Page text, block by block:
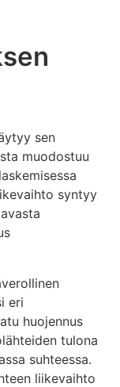
sen
muodostuu
syntyy
eri
huojennus
tulona
suhteessa.
liikevaihto